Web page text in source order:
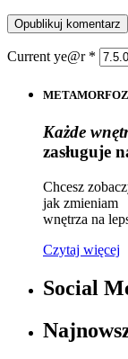
Current ye@r *
Każde
zasługuje
Chcesz
jak zmieniam
wnętrza na
Czytaj więcej
Social